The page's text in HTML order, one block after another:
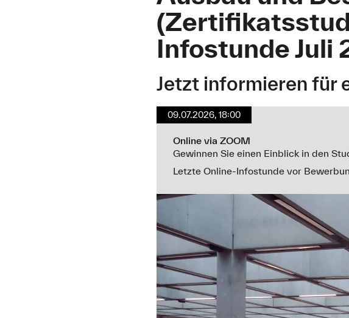
Infostunde Juli
Jetzt informieren für
09.07.2026, 18:00
Online via ZOOM
Gewinnen Sie einen Einblick in den
Letzte Online-Infostunde vor